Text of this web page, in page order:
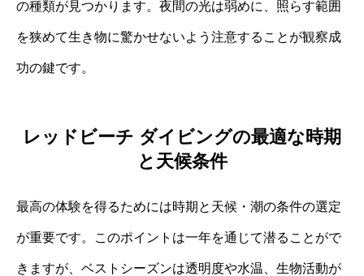
の種類が見つかります。夜間の光は弱めに、照らす範囲
を狭めて生き物に驚かせないよう注意することが観察成
功の鍵です。
レッドビーチ ダイビングの最適な時期
と天候条件
最高の体験を得るためには時期と天候・潮の条件の選定
が重要です。このポイントは一年を通じて潜ることがで
きますが、ベストシーズンは透明度や水温、生物活動が